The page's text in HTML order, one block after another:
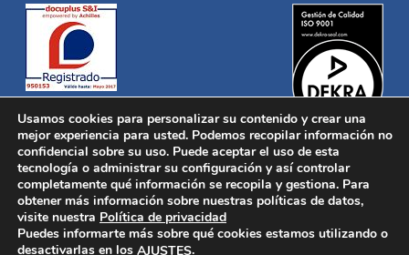
Distronica © 2016 Todos los derechos reservados.Aviso legal
Política de privacidad|Política de Cookies
Desarrollado porNucleosoft
Inicio
Quiénes Somos
Usamos cookies para personalizar su contenido y crear una
mejor experiencia para usted. Podemos recopilar información no
confidencial sobre su uso. Puede aceptar el uso de esta
tecnología o administrar su configuración y así controlar
completamente qué información se recopila y gestiona. Para
obtener más información sobre nuestras políticas de datos,
visite nuestra Política de privacidad
Puedes informarte más sobre qué cookies estamos utilizando o
desactivarlas en los AJUSTES.